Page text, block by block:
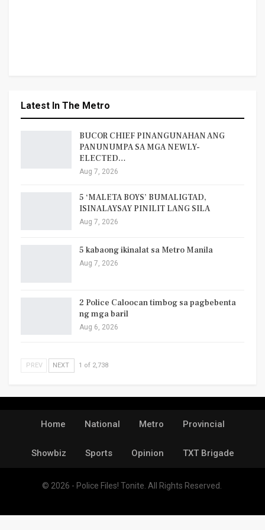
Latest In The Metro
BUCOR CHIEF PINANGUNAHAN ANG
PANUNUMPA SA MGA NEWLY-
ELECTED…
Aug 7, 2026
5 ‘MALETA BOYS’ BUMALIGTAD,
ISINALAYSAY PINILIT LANG SILA
Aug 7, 2026
5 kabaong ikinalat sa Metro Manila
Aug 7, 2026
2 Police Caloocan timbog sa pagbebenta
ng mga baril
Aug 6, 2026
PREV NEXT 1 of 2,738
Home National Metro Provincial
Showbiz Sports Opinion TXT Brigade
© 2026 - Police Files! Tonite. All Rights Reserved.